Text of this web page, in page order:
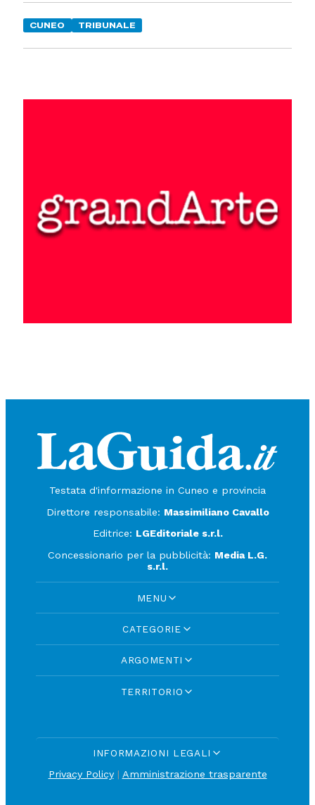
CUNEO TRIBUNALE
Testata d'informazione in Cuneo e provincia
Direttore responsabile: Massimiliano Cavallo
Editrice: LGEditoriale s.r.l.
Concessionario per la pubblicità: Media L.G.
s.r.l.
MENU
CATEGORIE
ARGOMENTI
TERRITORIO
INFORMAZIONI LEGALI
Privacy Policy| Amministrazione trasparente